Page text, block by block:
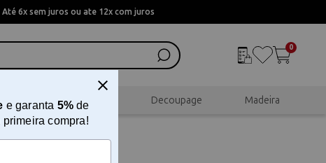
Até 6x sem juros ou ate 12x com juros
0
Scrapbook Decoupage Madeira
e garanta 5%de
compra!